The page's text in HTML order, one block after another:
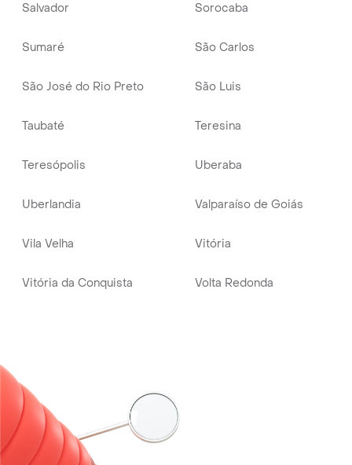
Salvador Sorocaba
Sumaré São Carlos
São José do Rio Preto São Luis
Taubaté Teresina
Teresópolis Uberaba
Uberlandia Valparaíso de Goiás
Vila Velha Vitória
Vitória da Conquista Volta Redonda